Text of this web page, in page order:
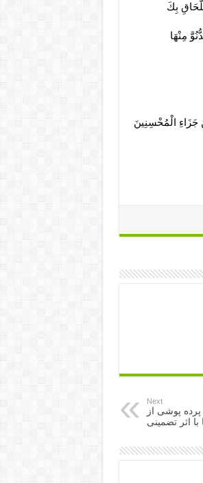
بِكَ‏
مِنْهَا
جَزَاءِ الْمُحْسِنِينَ
Next
پوشی از
با اثر تضمینی